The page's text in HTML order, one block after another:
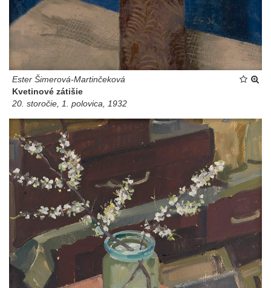
Ester Šimerová-Martinčeková
Kvetinové zátišie
20. storočie, 1. polovica, 1932